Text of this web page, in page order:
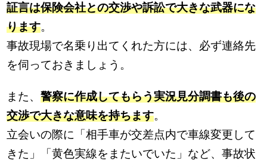
証言は保険会社との交渉や訴訟で大きな武器にな
ります。
事故現場で名乗り出てくれた方には、必ず連絡先
を伺っておきましょう。
また、警察に作成してもらう実況見分調書も後の
交渉で大きな意味を持ちます。
立会いの際に「相手車が交差点内で車線変更して
きた」「黄色実線をまたいでいた」など、事故状